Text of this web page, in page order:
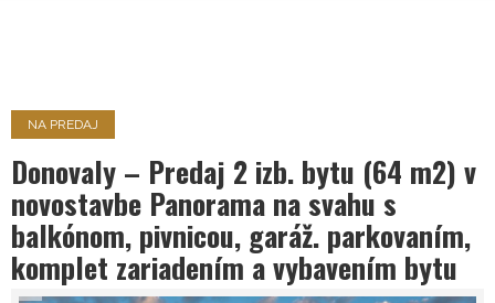
NA PREDAJ
Donovaly – Predaj 2 izb. bytu (64 m2) v
novostavbe Panorama na svahu s
balkónom, pivnicou, garáž. parkovaním,
komplet zariadením a vybavením bytu